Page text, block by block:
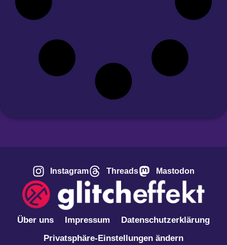
Instagram Threads Mastodon
Über uns Impressum
Datenschutzerklärung
Privatsphäre-Einstellungen ändern